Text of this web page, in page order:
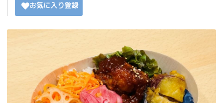
お気に入り登録